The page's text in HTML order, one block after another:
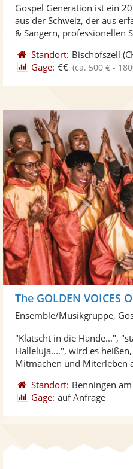
Gospel Generation ist ein
aus der Schweiz, der aus
& Sängern, professionellen
Standort: Bischofszell
Gage: €€ (ca. 500 € -
The GOLDEN VOICES
Ensemble/Musikgruppe,
"Klatscht in die Hände...",
Halleluja....", wird es
Mitmachen und Miterleben
Standort: Benningen
Gage: auf Anfrage